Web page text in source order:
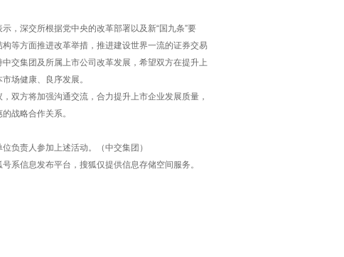
，深交所根据党中央的改革部署以及新“国九条”要
等方面推进改革举措，推进建设世界一流的证券交易
交集团及所属上市公司改革发展，希望双方在提升上
场健康、良序发展。
双方将加强沟通交流，合力提升上市企业发展质量，
战略合作关系。
负责人参加上述活动。（中交集团）
系信息发布平台，搜狐仅提供信息存储空间服务。